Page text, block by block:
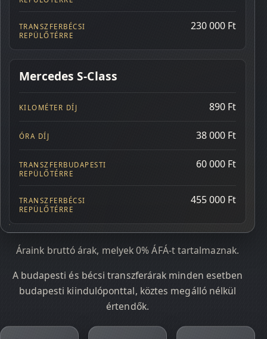
230 000 Ft
Mercedes S-Class
890 Ft
38 000 Ft
60 000 Ft
455 000 Ft
Áraink bruttó árak, melyek 0% ÁFÁ-t tartalmaznak.
A budapesti és bécsi transzferárak minden esetben
budapesti kiindulóponttal, köztes megálló nélkül
értendők.